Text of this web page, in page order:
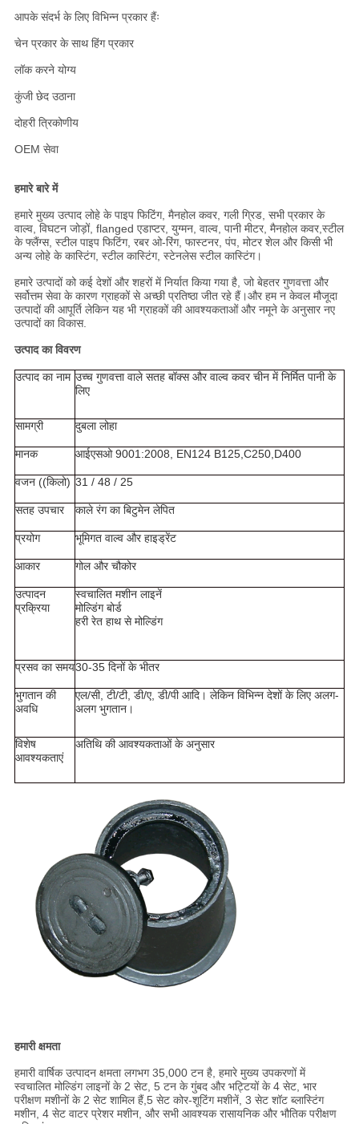
आपके संदर्भ के लिए विभिन्न प्रकार हैंः
चेन प्रकार के साथ हिंग प्रकार
लॉक करने योग्य
कुंजी छेद उठाना
दोहरी त्रिकोणीय
OEM सेवा
हमारे बारे में
हमारे मुख्य उत्पाद लोहे के पाइप फिटिंग, मैनहोल कवर, गली ग्रिड, सभी प्रकार के
वाल्व, विघटन जोड़ों, flanged एडाप्टर, युग्मन, वाल्व, पानी मीटर, मैनहोल कवर,स्टील
के फ्लैंग्स, स्टील पाइप फिटिंग, रबर ओ-रिंग, फास्टनर, पंप, मोटर शेल और किसी भी
अन्य लोहे के कास्टिंग, स्टील कास्टिंग, स्टेनलेस स्टील कास्टिंग।
हमारे उत्पादों को कई देशों और शहरों में निर्यात किया गया है, जो बेहतर गुणवत्ता और
सर्वोत्तम सेवा के कारण ग्राहकों से अच्छी प्रतिष्ठा जीत रहे हैं।और हम न केवल मौजूदा
उत्पादों की आपूर्ति लेकिन यह भी ग्राहकों की आवश्यकताओं और नमूने के अनुसार नए
उत्पादों का विकास.
उत्पाद का विवरण
उत्पाद का नाम उच्च गुणवत्ता वाले सतह बॉक्स और वाल्व कवर चीन में निर्मित पानी के
लिए
सामग्री दुबला लोहा
मानक आईएसओ 9001:2008, EN124 B125,C250,D400
वजन ((किलो) 31 / 48 / 25
सतह उपचार काले रंग का बिटुमेन लेपित
प्रयोग भूमिगत वाल्व और हाइड्रेंट
आकार गोल और चौकोर
उत्पादन
प्रक्रिया
स्वचालित मशीन लाइनें
मोल्डिंग बोर्ड
हरी रेत हाथ से मोल्डिंग
प्रसव का समय30-35 दिनों के भीतर
भुगतान की
अवधि
एल/सी, टी/टी, डी/ए, डी/पी आदि। लेकिन विभिन्न देशों के लिए अलग-
अलग भुगतान।
विशेष
आवश्यकताएं
अतिथि की आवश्यकताओं के अनुसार
हमारी क्षमता
हमारी वार्षिक उत्पादन क्षमता लगभग 35,000 टन है, हमारे मुख्य उपकरणों में
स्वचालित मोल्डिंग लाइनों के 2 सेट, 5 टन के गुंबद और भट्टियों के 4 सेट, भार
परीक्षण मशीनों के 2 सेट शामिल हैं,5 सेट कोर-शूटिंग मशीनें, 3 सेट शॉट ब्लास्टिंग
मशीन, 4 सेट वाटर प्रेशर मशीन, और सभी आवश्यक रासायनिक और भौतिक परीक्षण